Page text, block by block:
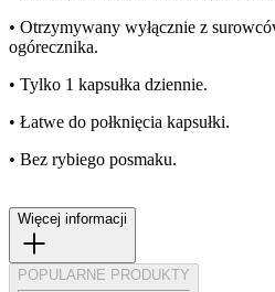
• Otrzymywany wyłącznie z
ogórecznika.
• Tylko 1 kapsułka dziennie.
• Łatwe do połknięcia kapsułki.
• Bez rybiego posmaku.
Więcej informacji
POPULARNE PRODUKTY